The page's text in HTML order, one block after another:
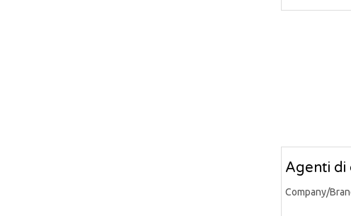
Agenti di
Company/